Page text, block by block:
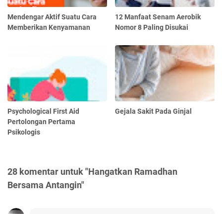
Mendengar Aktif Suatu Cara
Memberikan Kenyamanan
12 Manfaat Senam Aerobik
Nomor 8 Paling Disukai
Psychological First Aid
Pertolongan Pertama
Psikologis
Gejala Sakit Pada Ginjal
28 komentar untuk "Hangatkan Ramadhan
Bersama Antangin"